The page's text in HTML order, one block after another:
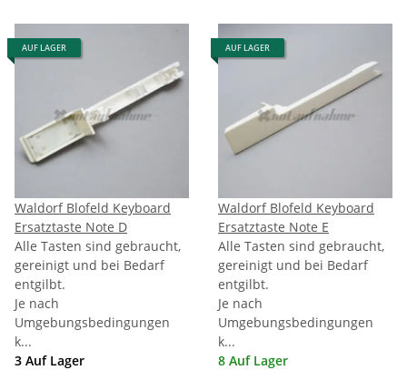
AUF LAGER
Waldorf Blofeld Keyboard
Ersatztaste Note D
Alle Tasten sind gebraucht,
gereinigt und bei Bedarf
entgilbt.
Je nach
Umgebungsbedingungen
k...
3 Auf Lager
AUF LAGER
Waldorf Blofeld Keyboard
Ersatztaste Note E
Alle Tasten sind gebraucht,
gereinigt und bei Bedarf
entgilbt.
Je nach
Umgebungsbedingungen
k...
8 Auf Lager